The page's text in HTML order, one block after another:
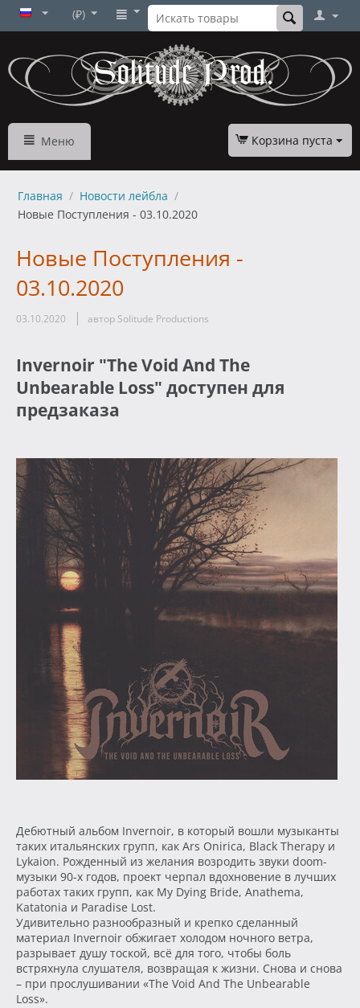
(₽)
Меню Корзина пуста
Главная / Новости лейбла /
Новые Поступления - 03.10.2020
Новые Поступления -
03.10.2020
03.10.2020 автор Solitude Productions
Invernoir "The Void And The
Unbearable Loss" доступен для
предзаказа
Дебютный альбом Invernoir, в который вошли музыканты
таких итальянских групп, как Ars Onirica, Black Therapy и
Lykaion. Рожденный из желания возродить звуки doom-
музыки 90-х годов, проект черпал вдохновение в лучших
работах таких групп, как My Dying Bride, Anathema,
Katatonia и Paradise Lost.
Удивительно разнообразный и крепко сделанный
материал Invernoir обжигает холодом ночного ветра,
разрывает душу тоской, всё для того, чтобы боль
встряхнула слушателя, возвращая к жизни. Снова и снова
– при прослушивании «The Void And The Unbearable
Loss».